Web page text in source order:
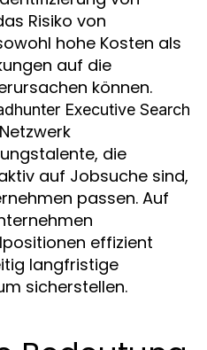
Risiko von
hohe Kosten als
auf die
können.
Executive Search
die
auf Jobsuche sind,
passen. Auf
effizient
langfristige
sicherstellen.